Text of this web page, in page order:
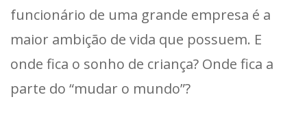
funcionário de uma grande empresa é a
maior ambição de vida que possuem. E
onde fica o sonho de criança? Onde fica a
parte do “mudar o mundo”?